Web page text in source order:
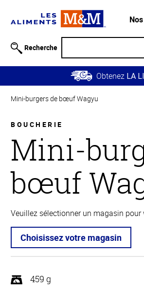
relative à
Passer
contenu
Retour à
principale
Recherche
Obtenez LA
Mini-burgers de bœuf Wagyu
BOUCHERIE
Mini-
bœuf
Veuillez sélectionner un magasin pour
Choisissez votre magasin
459 g